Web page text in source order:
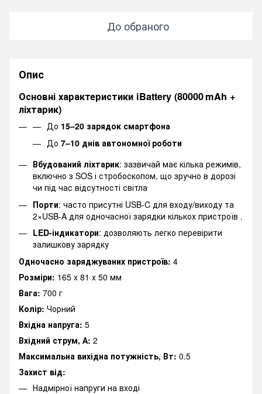
До обраного
Опис
Основні характеристики iBattery (80000 mAh +
ліхтарик)
До 15–20 зарядок смартфона
До 7–10 днів автономної роботи
Вбудований ліхтарик: зазвичай має кілька режимів,
включно з SOS і стробоскопом, що зручно в дорозі
чи під час відсутності світла
Порти: часто присутні USB‑C для входу/виходу та
2×USB‑A для одночасної зарядки кількох пристроїв .
LED-індикатори: дозволяють легко перевірити
залишкову зарядку
Одночасно заряджуваних пристроїв: 4
Розміри: 165 x 81 x 50 мм
Вага: 700 г
Колір: Чорний
Вхідна напруга: 5
Вхідний струм, А: 2
Максимальна вихідна потужність, Вт: 0.5
Захист від:
Надмірної напруги на вході